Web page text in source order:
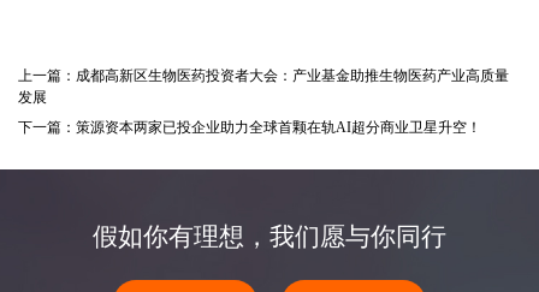
上一篇：成都高新区生物医药投资者大会：产业基金助推生物医药产业高质量
发展
下一篇：策源资本两家已投企业助力全球首颗在轨AI超分商业卫星升空！
假如你有理想，我们愿与你同行